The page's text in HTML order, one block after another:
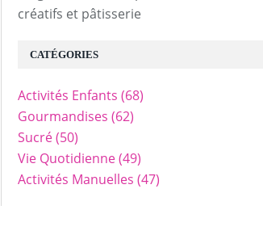
créatifs et pâtisserie
CATÉGORIES
Activités Enfants (68)
Gourmandises (62)
Sucré(50)
Vie Quotidienne(49)
Activités Manuelles (47)